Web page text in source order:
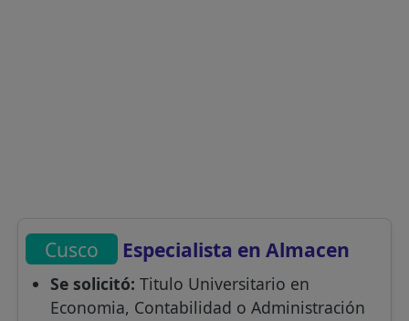
Cusco Especialista en Almacen
Se solicitó: Titulo Universitario en
Economia, Contabilidad o Administración